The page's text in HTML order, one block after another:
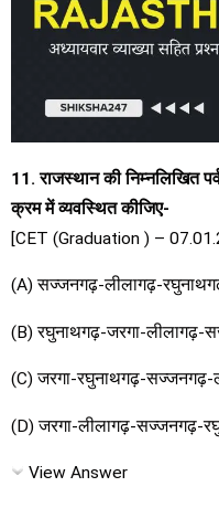
11. राजस्थान की निम्नलिखित
क्रम में व्यवस्थित कीजिए-
[CET (Graduation ) –
(A) सज्जनगढ़-लीलागढ़-
(B) रघुनाथगढ़-जरगा-लीलागढ़-
(C) जरगा-रघुनाथगढ़-सज्जनगढ़-
(D) जरगा-लीलागढ़-सज्जनगढ़-
View Answer